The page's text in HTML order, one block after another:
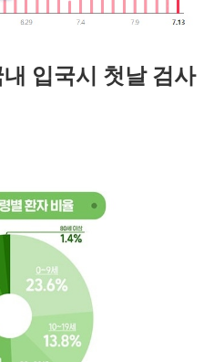
입국시 첫날 검사